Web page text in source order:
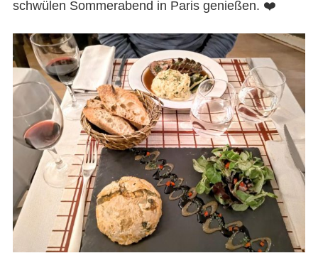
schwülen Sommerabend in Paris genießen. ❤️